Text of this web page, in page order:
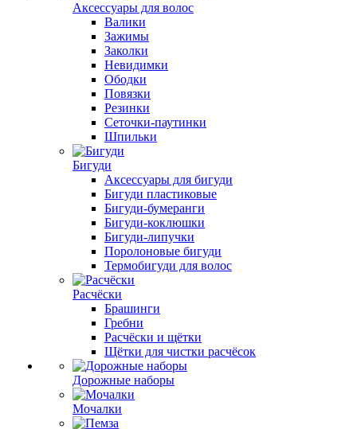
Аксессуары для волос
Валики
Зажимы
Заколки
Невидимки
Ободки
Повязки
Резинки
Сеточки-паутинки
Шпильки
Бигуди
Аксессуары для бигуди
Бигуди пластиковые
Бигуди-бумеранги
Бигуди-коклюшки
Бигуди-липучки
Поролоновые бигуди
Термобигуди для волос
Расчёски
Брашинги
Гребни
Расчёски и щётки
Щётки для чистки расчёсок
Дорожные наборы
Мочалки